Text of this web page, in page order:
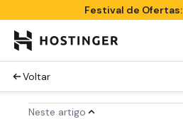
Festival de
Voltar
Neste artigo